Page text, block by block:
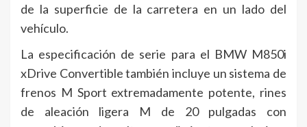
de la superficie de la carretera en un lado del
vehículo.
La especificación de serie para el BMW M850i
xDrive Convertible también incluye un sistema de
frenos M Sport extremadamente potente, rines
de aleación ligera M de 20 pulgadas con